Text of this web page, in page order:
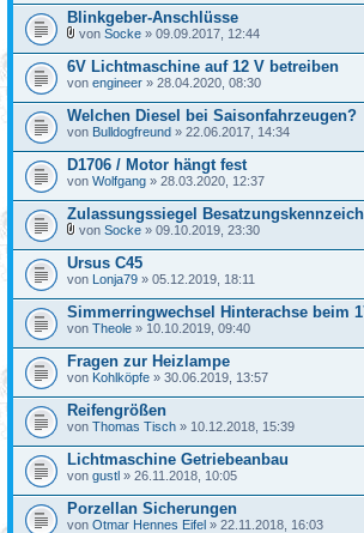
Blinkgeber-Anschlüsse
von Socke » 09.09.2017, 12:44
6V Lichtmaschine auf 12 V betreiben
von engineer » 28.04.2020, 08:30
Welchen Diesel bei Saisonfahrzeugen?
von Bulldogfreund » 22.06.2017, 14:34
D1706 / Motor hängt fest
von Wolfgang » 28.03.2020, 12:37
Zulassungssiegel
von Socke » 09.10.2019, 23:30
Ursus C45
von Lonja79 » 05.12.2019, 18:11
Simmerringwechsel Hinterachse beim
von Theole » 10.10.2019, 09:40
Fragen zur Heizlampe
von Kohlköpfe » 30.06.2019, 13:57
Reifengrößen
von Thomas Tisch » 10.12.2018, 15:39
Lichtmaschine Getriebeanbau
von gustl » 26.11.2018, 10:05
Porzellan Sicherungen
von Otmar Hennes Eifel » 22.11.2018, 16:03